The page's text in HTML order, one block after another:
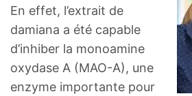
En effet, l’extrait de
damiana a été capable
d’inhiber la monoamine
oxydase A (MAO-A), une
enzyme importante pour